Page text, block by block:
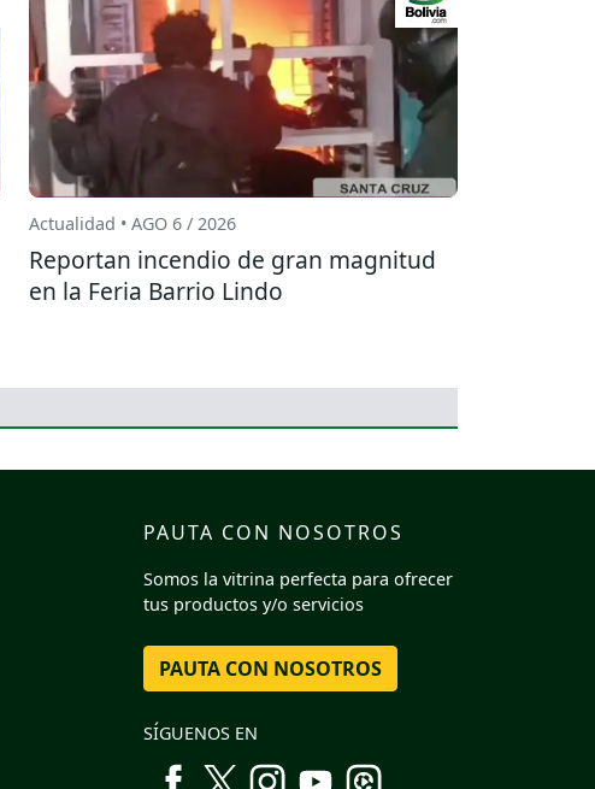
Actualidad • AGO 6 / 2026
Reportan incendio de gran magnitud
en la Feria Barrio Lindo
PAUTA CON NOSOTROS
Somos la vitrina perfecta para ofrecer
tus productos y/o servicios
PAUTA CON NOSOTROS
SÍGUENOS EN